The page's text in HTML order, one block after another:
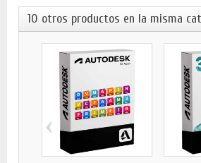
10 otros productos en la misma
‹